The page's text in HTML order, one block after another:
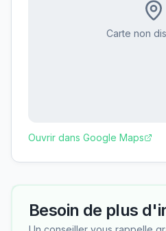
Carte non
Ouvrir dans Google Maps
Besoin de plus